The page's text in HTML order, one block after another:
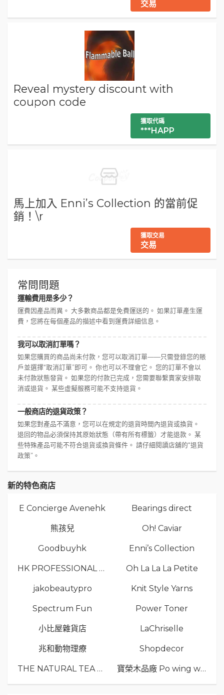
交易
Reveal mystery discount with
coupon code
獲取代碼
***HAPP
馬上加入 Enni’s Collection 的當前促
銷！\r
獲取交易
交易
常問問題
運輸費用是多少？
運費因產品而異。 大多數商品都是免費運送的。 如果訂單產生運
費，您將在每個產品的描述中看到運費詳細信息。
我可以取消訂單嗎？
如果您購買的商品尚未付款，您可以取消訂單——只需登錄您的賬
戶並選擇“取消訂單”即可。 你也可以不理會它。 您的訂單不會以
未付款狀態發貨。 如果您的付款已完成，您需要聯繫賣家安排取
消或退貨。 某些虛擬服務可能不支持退貨。
一般商店的退貨政策？
如果您對產品不滿意，您可以在規定的退貨時間內退貨或換貨。
退回的物品必須保持其原始狀態（帶有所有標籤）才能退款。 某
些特殊產品可能不符合退貨或換貨條件。 請仔細閱讀店舖的“退貨
政策”。
新的特色商店
E Concierge Avenehk Bearings direct
熊孩兒 Oh! Caviar
Goodbuyhk Enni’s Collection
HK PROFESSIONAL TV LIMITED Oh La La La Petite
jakobeautypro Knit Style Yarns
Spectrum Fun Power Toner
小比屋雜貨店 LaChriselle
兆和動物理療 Shopdecor
THE NATURAL TEA Co. 寶榮木品廠 Po wing wood